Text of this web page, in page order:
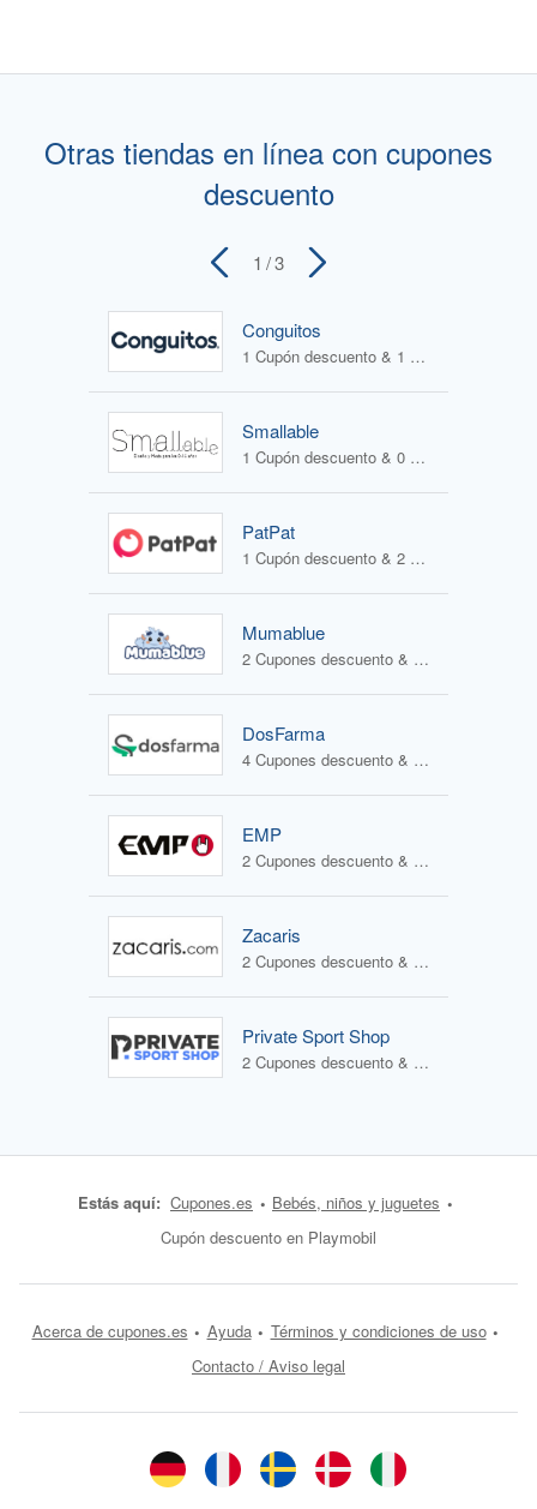
Otras tiendas en línea con cupones
descuento
1 / 3
Conguitos
1 Cupón descuento & 1 Oferta
Smallable
1 Cupón descuento & 0 Ofertas
PatPat
1 Cupón descuento & 2 Ofertas
Mumablue
2 Cupones descuento & 1 Oferta
DosFarma
4 Cupones descuento & 1 Oferta
EMP
2 Cupones descuento & 2 Ofertas
Zacaris
2 Cupones descuento & 1 Oferta
Private Sport Shop
2 Cupones descuento & 1 Oferta
Estás aquí: Cupones.es
Bebés, niños y juguetes
Cupón descuento en Playmobil
Acerca de cupones.es Ayuda
Términos y condiciones de uso
Contacto / Aviso legal